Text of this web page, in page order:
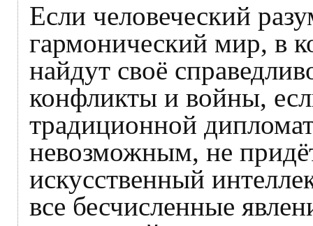
Если человеческий
гармонический мир, в
найдут своё
конфликты и войны,
традиционной
невозможным, не
искусственный
все бесчисленные